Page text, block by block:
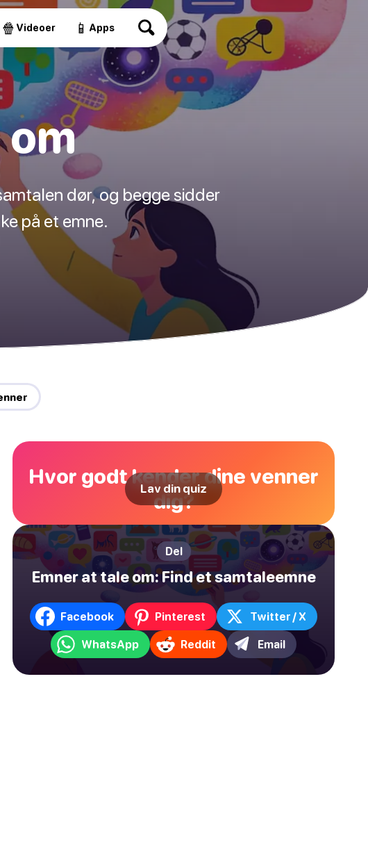
🍿 Videoer 📱 Apps
om
dør, og begge sidder
på et emne.
Hvor godt kender dine venner
dig?
Lav din quiz
Del
Emner at tale om: Find et samtaleemne
Facebook Pinterest Twitter / X
WhatsApp Reddit Email